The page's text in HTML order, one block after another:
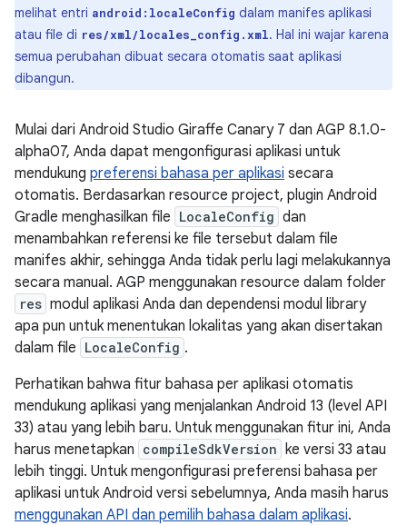
melihat entri android:localeConfig dalam manifes aplikasi
atau file di res/xml/locales_config.xml. Hal ini wajar karena
semua perubahan dibuat secara otomatis saat aplikasi
dibangun.
Mulai dari Android Studio Giraffe Canary 7 dan AGP 8.1.0-
alpha07, Anda dapat mengonfigurasi aplikasi untuk
mendukung preferensi bahasa per aplikasi secara
otomatis. Berdasarkan resource project, plugin Android
Gradle menghasilkan file LocaleConfig dan
menambahkan referensi ke file tersebut dalam file
manifes akhir, sehingga Anda tidak perlu lagi melakukannya
secara manual. AGP menggunakan resource dalam folder
res modul aplikasi Anda dan dependensi modul library
apa pun untuk menentukan lokalitas yang akan disertakan
dalam file LocaleConfig .
Perhatikan bahwa fitur bahasa per aplikasi otomatis
mendukung aplikasi yang menjalankan Android 13 (level API
33) atau yang lebih baru. Untuk menggunakan fitur ini, Anda
harus menetapkan compileSdkVersion ke versi 33 atau
lebih tinggi. Untuk mengonfigurasi preferensi bahasa per
aplikasi untuk Android versi sebelumnya, Anda masih harus
menggunakan API dan pemilih bahasa dalam aplikasi.